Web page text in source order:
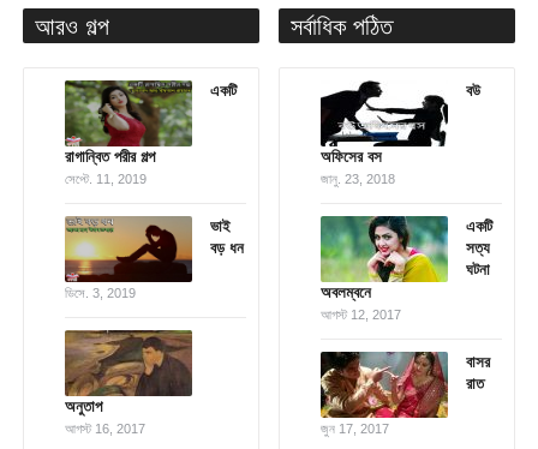
আরও গল্প
একটি
রাগান্বিত পরীর গল্প
সেপ্টে. 11, 2019
ভাই
বড় ধন
ডিসে. 3, 2019
অনুতাপ
আগস্ট 16, 2017
সর্বাধিক পঠিত
বউ
অফিসের বস
জানু. 23, 2018
একটি
সত্য
ঘটনা
অবলম্বনে
আগস্ট 12, 2017
বাসর
রাত
জুন 17, 2017